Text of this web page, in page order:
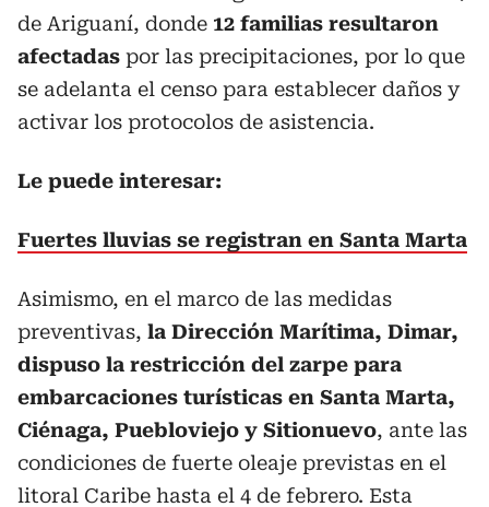
de Ariguaní, donde 12 familias resultaron
afectadas por las precipitaciones, por lo que
se adelanta el censo para establecer daños y
activar los protocolos de asistencia.
Le puede interesar:
Fuertes lluvias se registran en Santa Marta
Asimismo, en el marco de las medidas
preventivas, la Dirección Marítima, Dimar,
dispuso la restricción del zarpe para
embarcaciones turísticas en Santa Marta,
Ciénaga, Puebloviejo y Sitionuevo, ante las
condiciones de fuerte oleaje previstas en el
litoral Caribe hasta el 4 de febrero. Esta